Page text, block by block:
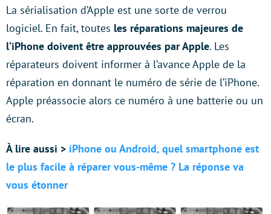
La sérialisation d’Apple est une sorte de verrou
logiciel. En fait, toutes les réparations majeures de
l’iPhone doivent être approuvées par Apple. Les
réparateurs doivent informer à l’avance Apple de la
réparation en donnant le numéro de série de l’iPhone.
Apple préassocie alors ce numéro à une batterie ou un
écran.
À lire aussi > iPhone ou Android, quel smartphone est
le plus facile à réparer vous-même ? La réponse va
vous étonner